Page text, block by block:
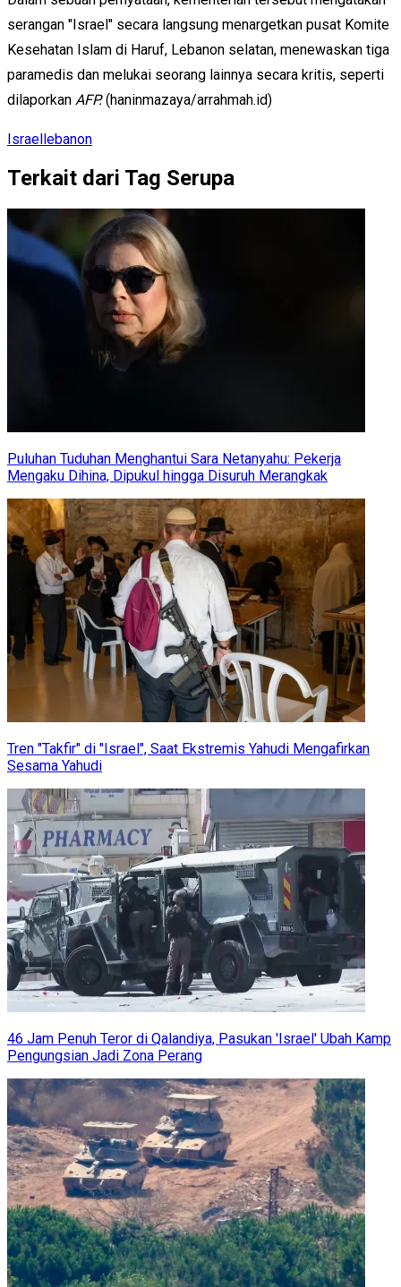
serangan "Israel" secara langsung menargetkan pusat Komite
Kesehatan Islam di Haruf, Lebanon selatan, menewaskan tiga
paramedis dan melukai seorang lainnya secara kritis, seperti
dilaporkan AFP.(haninmazaya/arrahmah.id)
Israellebanon
Terkait dari Tag Serupa
Puluhan Tuduhan Menghantui Sara Netanyahu: Pekerja
Mengaku Dihina, Dipukul hingga Disuruh Merangkak
Tren "Takfir" di "Israel", Saat Ekstremis Yahudi Mengafirkan
Sesama Yahudi
46 Jam Penuh Teror di Qalandiya, Pasukan 'Israel' Ubah Kamp
Pengungsian Jadi Zona Perang